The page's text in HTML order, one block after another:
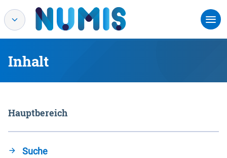
Inhalt
Hauptbereich
Suche